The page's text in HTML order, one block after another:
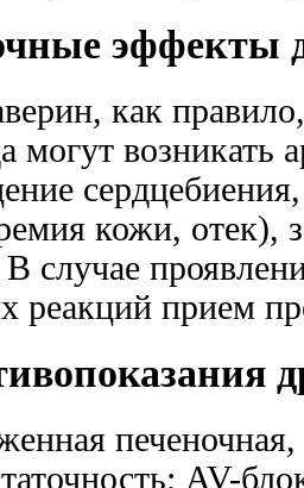
эффекты
как
могут
кожи, отек),
случае
реакций прием
печеночная,
AV-